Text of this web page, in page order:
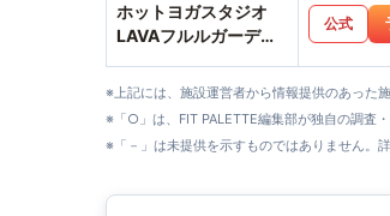
ホットヨガスタジオ
LAVAフルルガーデン
公式
※上記には、施設運営者から情報提供のあった
※「○」は、FIT PALETTE編集部が独自の調査
※「－」は未提供を示すものではありません。